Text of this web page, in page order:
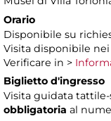
Orario
Disponibile su
Visita disponibile
Verificare in >
Biglietto d'ingresso
Visita guidata
obbligatoria al